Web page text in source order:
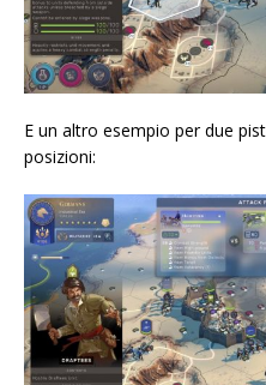
E un altro esempio per due
posizioni: